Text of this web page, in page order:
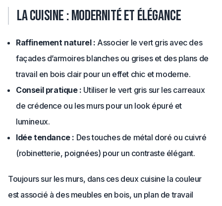
La cuisine : modernité et élégance
Raffinement naturel : Associer le vert gris avec des
façades d’armoires blanches ou grises et des plans de
travail en bois clair pour un effet chic et moderne.
Conseil pratique : Utiliser le vert gris sur les carreaux
de crédence ou les murs pour un look épuré et
lumineux.
Idée tendance : Des touches de métal doré ou cuivré
(robinetterie, poignées) pour un contraste élégant.
Toujours sur les murs, dans ces deux cuisine la couleur
est associé à des meubles en bois, un plan de travail